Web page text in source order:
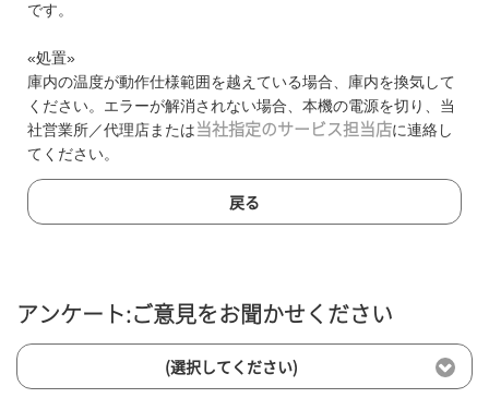
です。
«処置»
庫内の温度が動作仕様範囲を越えている場合、庫内を換気して
ください。エラーが解消されない場合、本機の電源を切り、当
社営業所／代理店または 当社指定のサービス担当店に連絡し
てください。
戻る
アンケート:ご意見をお聞かせください
(選択してください)